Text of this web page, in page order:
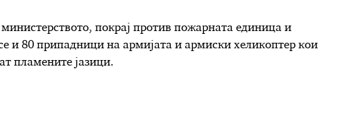
покрај против пожарната единица и
и 80 припадници на армијата и армиски хеликоптер кои
пламените јазици.